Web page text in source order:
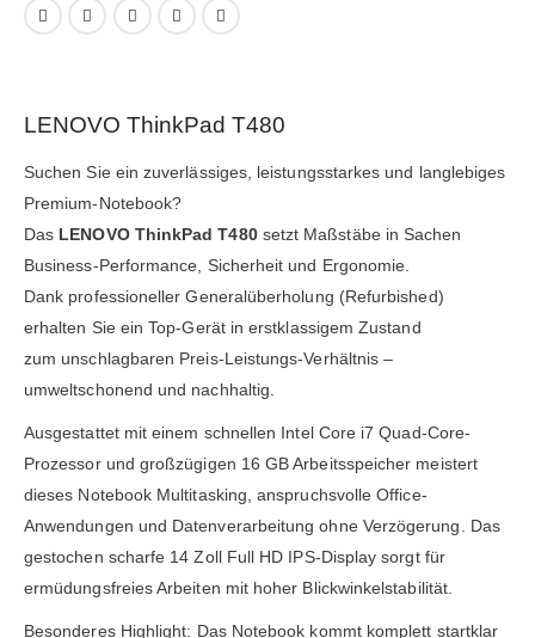
LENOVO ThinkPad T480
Suchen Sie ein zuverlässiges, leistungsstarkes und langlebiges
Premium-Notebook?
Das LENOVO ThinkPad T480setzt Maßstäbe in Sachen
Business-Performance, Sicherheit und Ergonomie.
Dank professioneller Generalüberholung (Refurbished)
erhalten Sie ein Top-Gerät in erstklassigem Zustand
zum unschlagbaren Preis-Leistungs-Verhältnis –
umweltschonend und nachhaltig.
Ausgestattet mit einem schnellen Intel Core i7 Quad-Core-
Prozessor und großzügigen 16 GB Arbeitsspeicher meistert
dieses Notebook Multitasking, anspruchsvolle Office-
Anwendungen und Datenverarbeitung ohne Verzögerung. Das
gestochen scharfe 14 Zoll Full HD IPS-Display sorgt für
ermüdungsfreies Arbeiten mit hoher Blickwinkelstabilität.
Besonderes Highlight: Das Notebook kommt komplett startklar